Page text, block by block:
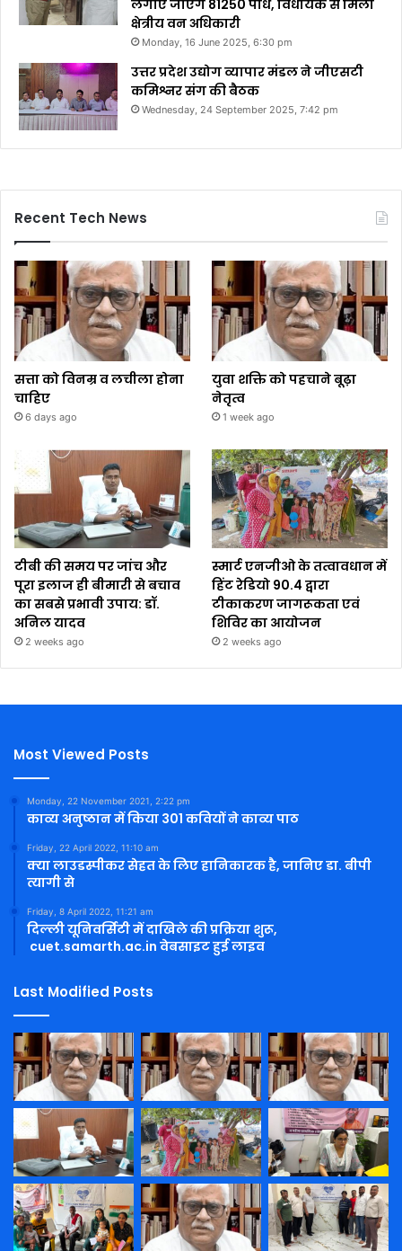
लगाए जाएंगे 81250 पौधे, विधायक से मिलीं
क्षेत्रीय वन अधिकारी
Monday, 16 June 2025, 6:30 pm
उत्तर प्रदेश उद्योग व्यापार मंडल ने जीएसटी
कमिश्नर संग की बैठक
Wednesday, 24 September 2025, 7:42 pm
Recent Tech News
सत्ता को विनम्र व लचीला होना
चाहिए
6 days ago
युवा शक्ति को पहचाने बूढ़ा
नेतृत्व
1 week ago
टीबी की समय पर जांच और
पूरा इलाज ही बीमारी से बचाव
का सबसे प्रभावी उपाय: डॉ.
अनिल यादव
2 weeks ago
स्मार्ट एनजीओ के तत्वावधान में
हिंट रेडियो 90.4 द्वारा
टीकाकरण जागरूकता एवं
शिविर का आयोजन
2 weeks ago
Most Viewed Posts
Monday, 22 November 2021, 2:22 pm
काव्य अनुष्ठान में किया 301 कवियों ने काव्य पाठ
Friday, 22 April 2022, 11:10 am
क्या लाउडस्पीकर सेहत के लिए हानिकारक है, जानिए डा. बीपी
त्यागी से
Friday, 8 April 2022, 11:21 am
दिल्ली यूनिवर्सिटी में दाखिले की प्रक्रिया शुरू,
cuet.samarth.ac.in वेबसाइट हुई लाइव
Last Modified Posts